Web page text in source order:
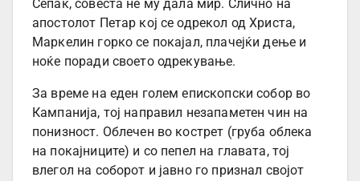
Сепак, совеста не му дала мир. Слично на
апостолот Петар кој се одрекол од Христа,
Маркелин горко се покајал, плачејќи дење и
ноќе поради своето одрекување.
За време на еден голем епископски собор во
Кампанија, тој направил незапаметен чин на
понизност. Облечен во кострет (груба облека
на покајниците) и со пепел на главата, тој
влегол на соборот и јавно го признал својот